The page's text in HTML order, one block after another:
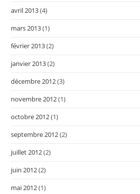
avril 2013(4)
mars 2013(1)
février 2013(2)
janvier 2013(2)
décembre 2012(3)
novembre 2012(1)
octobre 2012(1)
septembre 2012(2)
juillet 2012(2)
juin 2012(2)
mai 2012(1)